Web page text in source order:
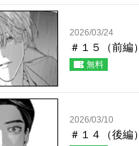
2026/03/24
＃１５（前編）
無料
2026/03/10
＃１４（後編）